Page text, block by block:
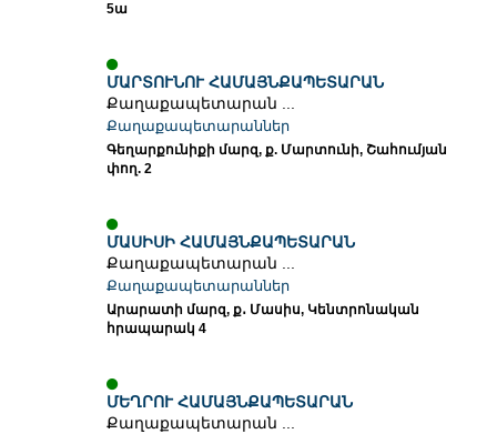
5ա
ՄԱՐՏՈՒՆՈՒ ՀԱՄԱՅՆՔԱՊԵՏԱՐԱՆ
Քաղաքապետարան ...
Քաղաքապետարաններ
Գեղարքունիքի մարզ, ք. Մարտունի, Շահումյան
փող. 2
ՄԱՍԻՍԻ ՀԱՄԱՅՆՔԱՊԵՏԱՐԱՆ
Քաղաքապետարան ...
Քաղաքապետարաններ
Արարատի մարզ, ք․ Մասիս, Կենտրոնական
հրապարակ 4
ՄԵՂՐՈՒ ՀԱՄԱՅՆՔԱՊԵՏԱՐԱՆ
Քաղաքապետարան ...